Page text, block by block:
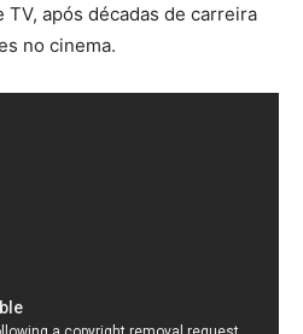
TV, após décadas de carreira
no cinema.